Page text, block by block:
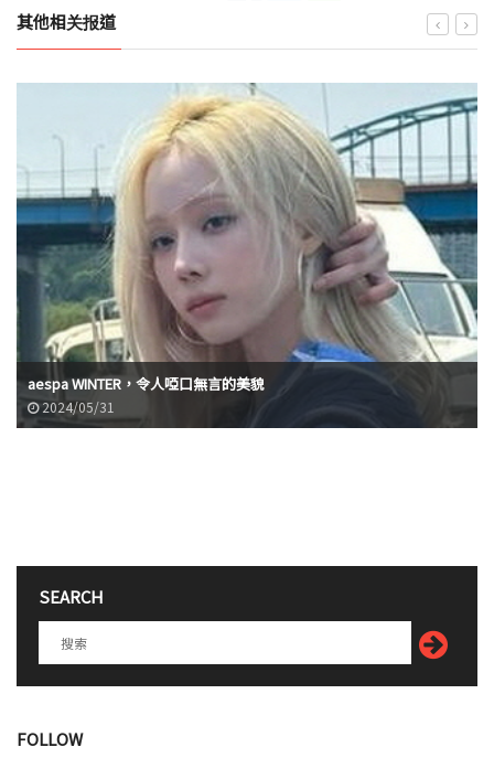
其他相关报道
aespa WINTER，令人啞口無言的美貌
2024/05/31
SEARCH
FOLLOW